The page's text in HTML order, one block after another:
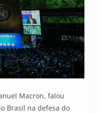
Macron, falou
Brasil na defesa do